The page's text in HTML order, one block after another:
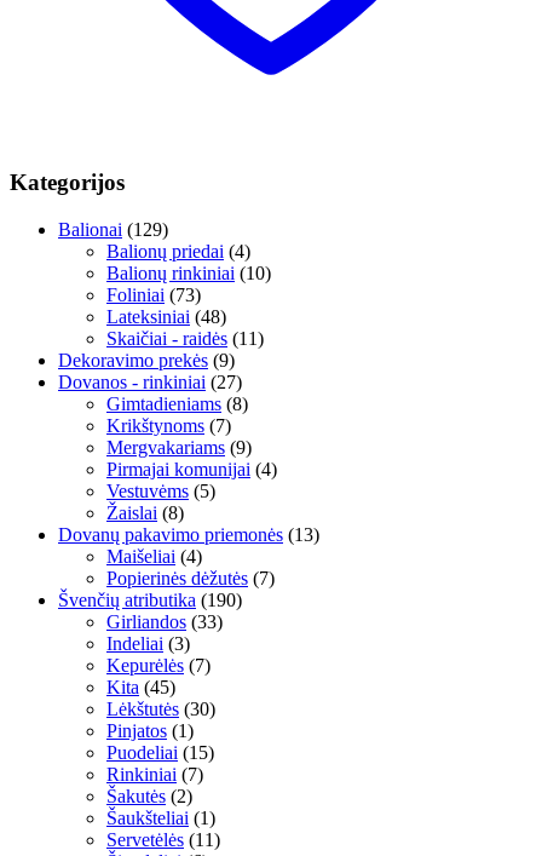
Kategorijos
Balionai (129)
Balionų priedai (4)
Balionų rinkiniai (10)
Foliniai (73)
Lateksiniai (48)
Skaičiai - raidės (11)
Dekoravimo prekės (9)
Dovanos - rinkiniai (27)
Gimtadieniams (8)
Krikštynoms (7)
Mergvakariams (9)
Pirmajai komunijai (4)
Vestuvėms (5)
Žaislai (8)
Dovanų pakavimo priemonės (13)
Maišeliai (4)
Popierinės dėžutės (7)
Švenčių atributika (190)
Girliandos (33)
Indeliai (3)
Kepurėlės (7)
Kita (45)
Lėkštutės (30)
Pinjatos (1)
Puodeliai (15)
Rinkiniai (7)
Šakutės (2)
Šaukšteliai (1)
Servetėlės (11)